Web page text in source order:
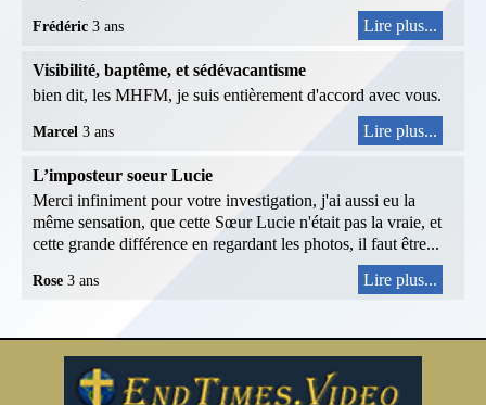
Frédéric 3 ans Lire plus...
Visibilité, baptême, et sédévacantisme
bien dit, les MHFM, je suis entièrement d'accord avec vous.
Marcel 3 ans Lire plus...
L’imposteur soeur Lucie
Merci infiniment pour votre investigation, j'ai aussi eu la
même sensation, que cette Sœur Lucie n'était pas la vraie, et
cette grande différence en regardant les photos, il faut être...
Rose 3 ans Lire plus...